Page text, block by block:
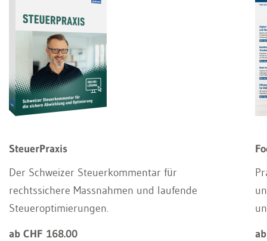
SteuerPraxis
Der Schweizer Steuerkommentar für
rechtssichere Massnahmen und laufende
Steueroptimierungen.
ab CHF 168.00